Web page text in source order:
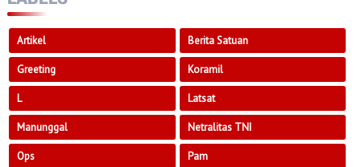
Artikel Berita Satuan
Greeting Koramil
L Latsat
Manunggal Netralitas TNI
Ops Pam